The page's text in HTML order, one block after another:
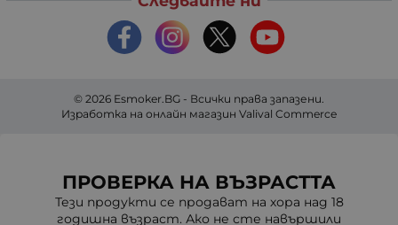
© 2026 Esmoker.BG - Всички права запазени.
Изработка на онлайн магазин Valival Commerce
ПРОВЕРКА НА ВЪЗРАСТТА
Тези продукти се продават на хора над 18
годишна възраст. Ако не сте навършили